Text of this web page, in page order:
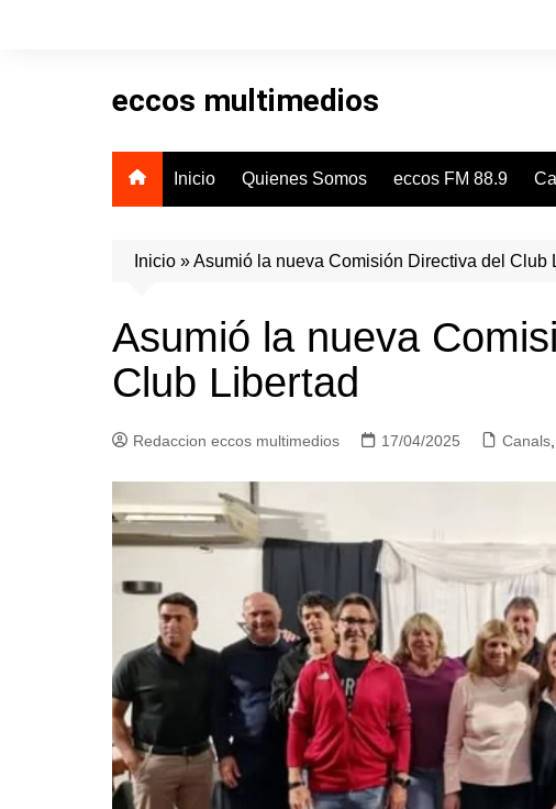
eccos multimedios
Inicio Quienes Somos eccos FM 88.9
Inicio »Asumió la nueva Comisión Directiva del Club
Asumió la nueva
Club Libertad
Redaccion eccos multimedios 17/04/2025 Canals